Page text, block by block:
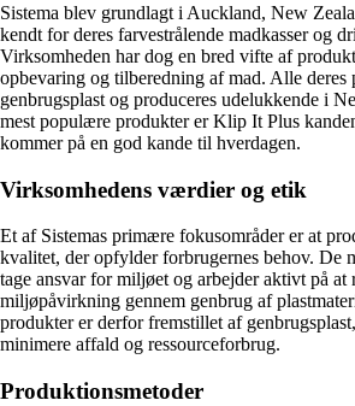
Sistema blev grundlagt i Auckland, New
kendt for deres farvestrålende madkasser og
Virksomheden har dog en bred vifte af
opbevaring og tilberedning af mad. Alle deres
genbrugsplast og produceres udelukkende i
mest populære produkter er Klip It Plus
kommer på en god kande til hverdagen.
Virksomhedens værdier og etik
Et af Sistemas primære fokusområder er at
kvalitet, der opfylder forbrugernes behov. De
tage ansvar for miljøet og arbejder aktivt på at
miljøpåvirkning gennem genbrug af
produkter er derfor fremstillet af
minimere affald og ressourceforbrug.
Produktionsmetoder